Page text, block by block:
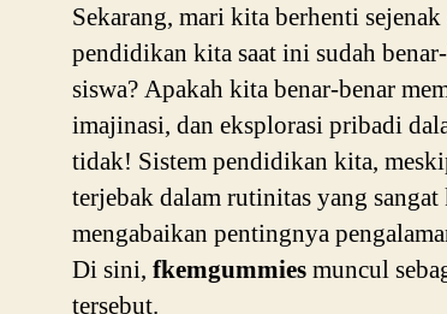
Sekarang, mari kita berhenti
pendidikan kita saat ini sudah
siswa? Apakah kita benar-benar
imajinasi, dan eksplorasi pribadi
tidak! Sistem pendidikan kita,
terjebak dalam rutinitas yang
mengabaikan pentingnya
Di sini, fkemgummiesmuncul
tersebut.